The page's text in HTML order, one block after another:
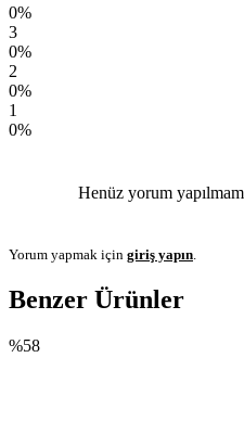
0%
3
0%
2
0%
1
0%
Henüz yorum
Yorum yapmak için giriş yapın
Benzer Ürünler
%58